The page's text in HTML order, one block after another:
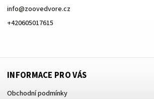
info@zoovedvore.cz
+420605017615
INFORMACE PRO VÁS
Obchodní podmínky